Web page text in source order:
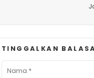
TINGGALKAN